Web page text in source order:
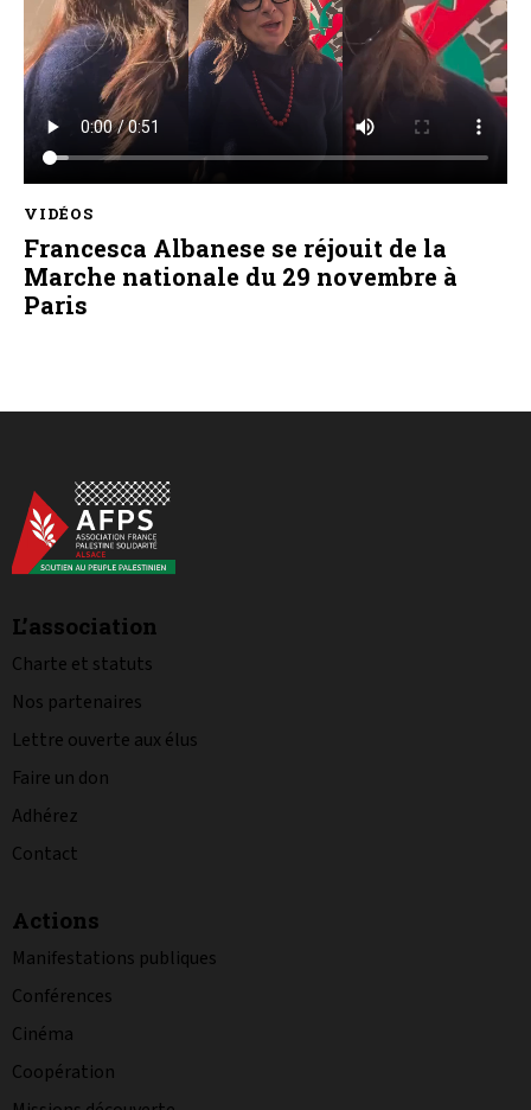
VIDÉOS
Francesca Albanese se réjouit de la
Marche nationale du 29 novembre à
Paris
L’association
Charte et statuts
Nos partenaires
Lettre ouverte aux élus
Faire un don
Adhérez
Contact
Actions
Manifestations publiques
Conférences
Cinéma
Coopération